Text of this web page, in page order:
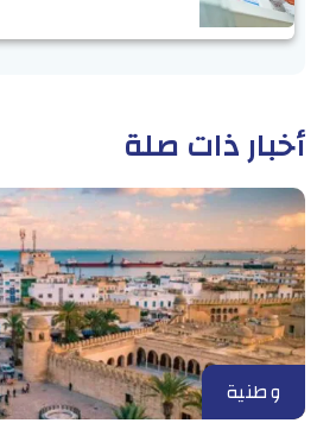
أخبار ذات صلة
وطنية